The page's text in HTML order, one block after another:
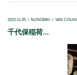
2022.11.05 NUNOBIKI VAN
千代保稲荷...